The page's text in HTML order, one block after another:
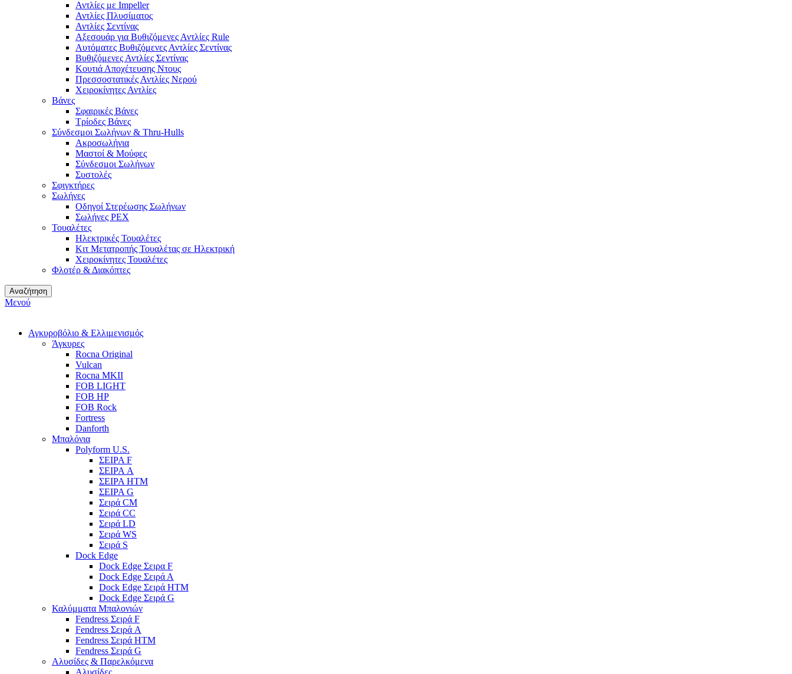
Αντλίες με Impeller
Αντλίες Πλυσίματος
Αντλίες Σεντίνας
Αξεσουάρ για Βυθιζόμενες Αντλίες Rule
Αυτόματες Βυθιζόμενες Αντλίες Σεντίνας
Βυθιζόμενες Αντλίες Σεντίνας
Κουτιά Αποχέτευσης Ντους
Πρεσσοστατικές Αντλίες Νερού
Χειροκίνητες Αντλίες
Βάνες
Σφαιρικές Βάνες
Τρίοδες Βάνες
Σύνδεσμοι Σωλήνων & Thru-Hulls
Ακροσωλήνια
Μαστοί & Μούφες
Σύνδεσμοι Σωλήνων
Συστολές
Σφιγκτήρες
Σωλήνες
Οδηγοί Στερέωσης Σωλήνων
Σωλήνες PEX
Τουαλέτες
Ηλεκτρικές Τουαλέτες
Κιτ Μετατροπής Τουαλέτας σε Ηλεκτρική
Χειροκίνητες Τουαλέτες
Φλοτέρ & Διακόπτες
Αναζήτηση
Μενού
Αγκυροβόλιο & Ελλιμενισμός
Άγκυρες
Rocna Original
Vulcan
Rocna MKII
FOB LIGHT
FOB HP
FOB Rock
Fortress
Danforth
Μπαλόνια
Polyform U.S.
ΣΕΙΡΑ F
ΣΕΙΡΑ A
ΣΕΙΡΑ HTM
ΣΕΙΡΑ G
Σειρά CM
Σειρά CC
Σειρά LD
Σειρά WS
Σειρά S
Dock Edge
Dock Edge Σειρα F
Dock Edge Σειρά Α
Dock Edge Σειρά HTM
Dock Edge Σειρά G
Καλύμματα Μπαλονιών
Fendress Σειρά F
Fendress Σειρά A
Fendress Σειρά HTM
Fendress Σειρά G
Αλυσίδες & Παρελκόμενα
Αλυσίδες